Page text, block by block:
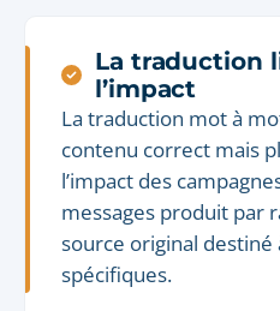
La traduction
l’impact
La traduction mot à
contenu correct mais
l’impact des
messages produit par
source original destiné
spécifiques.